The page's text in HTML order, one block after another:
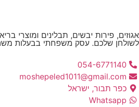
פירות יבשים, תבלינים ומוצרי
שלכם. עסק משפחתי בבעלות משה
054-6771140
moshepeled1011@gmail.com
כפר תבור, ישראל
Whatsapp